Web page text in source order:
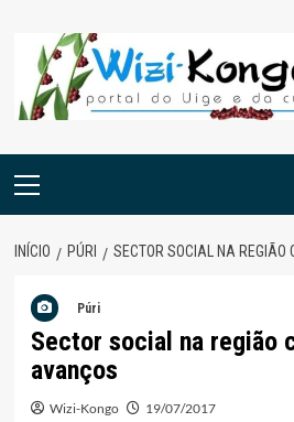
content
Menu
INÍCIO PÚRI SECTOR SOCIAL NA REGIÃO
Púri
Sector social na região
avanços
Wizi-Kongo 19/07/2017